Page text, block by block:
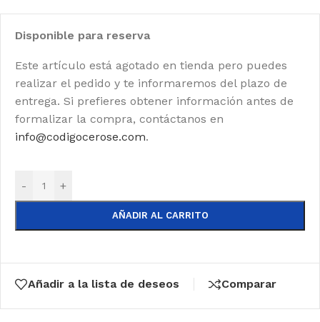
Disponible para reserva
Este artículo está agotado en tienda pero puedes
realizar el pedido y te informaremos del plazo de
entrega. Si prefieres obtener información antes de
formalizar la compra, contáctanos en
info@codigocerose.com.
- +
AÑADIR AL CARRITO
Añadir a la lista de deseos Comparar